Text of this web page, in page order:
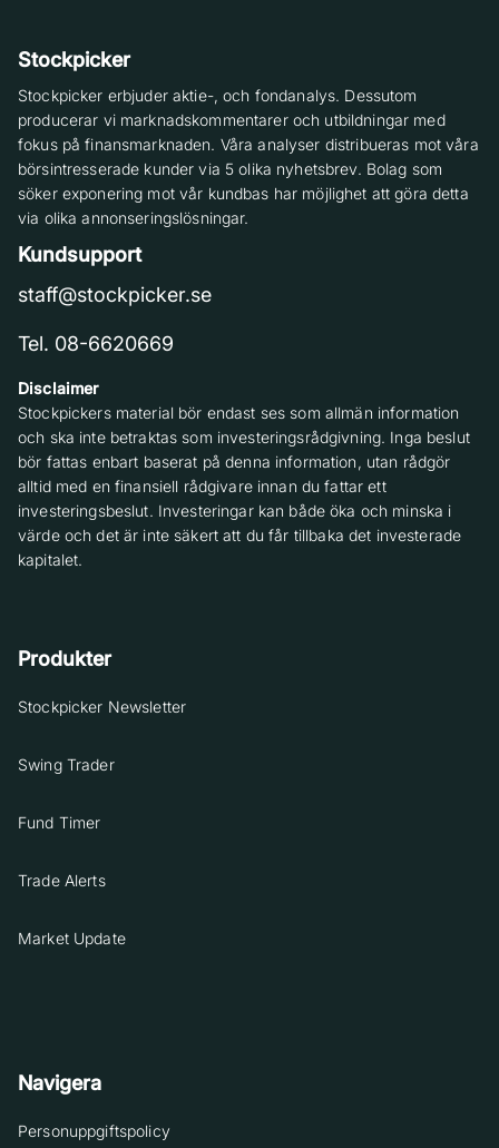
Stockpicker
Stockpicker erbjuder aktie-, och fondanalys. Dessutom
producerar vi marknadskommentarer och utbildningar med
fokus på finansmarknaden. Våra analyser distribueras mot våra
börsintresserade kunder via 5 olika nyhetsbrev. Bolag som
söker exponering mot vår kundbas har möjlighet att göra detta
via olika annonseringslösningar.
Kundsupport
staff@stockpicker.se
Tel. 08-6620669
Disclaimer
Stockpickers material bör endast ses som allmän information
och ska inte betraktas som investeringsrådgivning. Inga beslut
bör fattas enbart baserat på denna information, utan rådgör
alltid med en finansiell rådgivare innan du fattar ett
investeringsbeslut. Investeringar kan både öka och minska i
värde och det är inte säkert att du får tillbaka det investerade
kapitalet.
Produkter
Stockpicker Newsletter
Swing Trader
Fund Timer
Trade Alerts
Market Update
Navigera
Personuppgiftspolicy